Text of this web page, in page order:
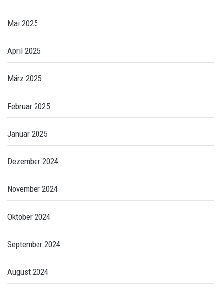
Mai 2025
April 2025
März 2025
Februar 2025
Januar 2025
Dezember 2024
November 2024
Oktober 2024
September 2024
August 2024